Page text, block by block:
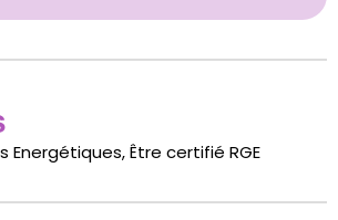
Energétiques, Être certifié RGE